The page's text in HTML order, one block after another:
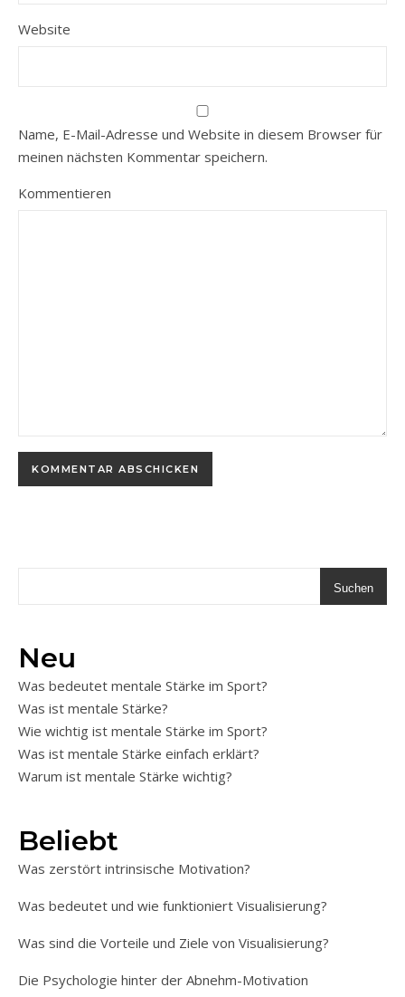
Website
Name, E-Mail-Adresse und Website in diesem Browser für
meinen nächsten Kommentar speichern.
Kommentieren
Suchen
Neu
Was bedeutet mentale Stärke im Sport?
Was ist mentale Stärke?
Wie wichtig ist mentale Stärke im Sport?
Was ist mentale Stärke einfach erklärt?
Warum ist mentale Stärke wichtig?
Beliebt
Was zerstört intrinsische Motivation?
Was bedeutet und wie funktioniert Visualisierung?
Was sind die Vorteile und Ziele von Visualisierung?
Die Psychologie hinter der Abnehm-Motivation